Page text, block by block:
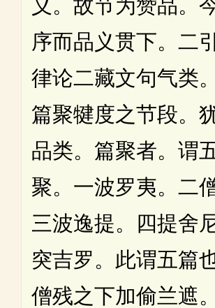
义。故节为赞品。
序而品义贯下。二
律论二藏文句气类
篇聚犍度之节段。
品类。篇聚者。谓
聚。一波罗夷。二
三波逸提。四提舍
突吉罗。此谓五篇
僧残之下加偷兰遮